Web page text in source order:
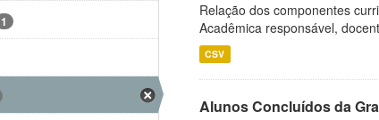
1
Relação dos componentes
Acadêmica responsável,
CSV
Alunos Concluídos da